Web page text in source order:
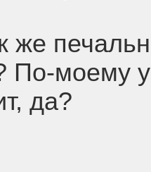
же
По-моему
да?